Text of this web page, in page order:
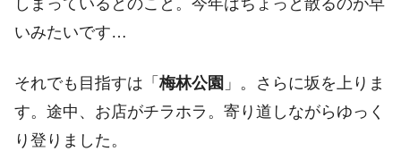
しまっているとのこと。今年はちょっと散るのが早
いみたいです…
それでも目指すは「梅林公園 」。さらに坂を上りま
す。途中、お店がチラホラ。寄り道しながらゆっく
り登りました。